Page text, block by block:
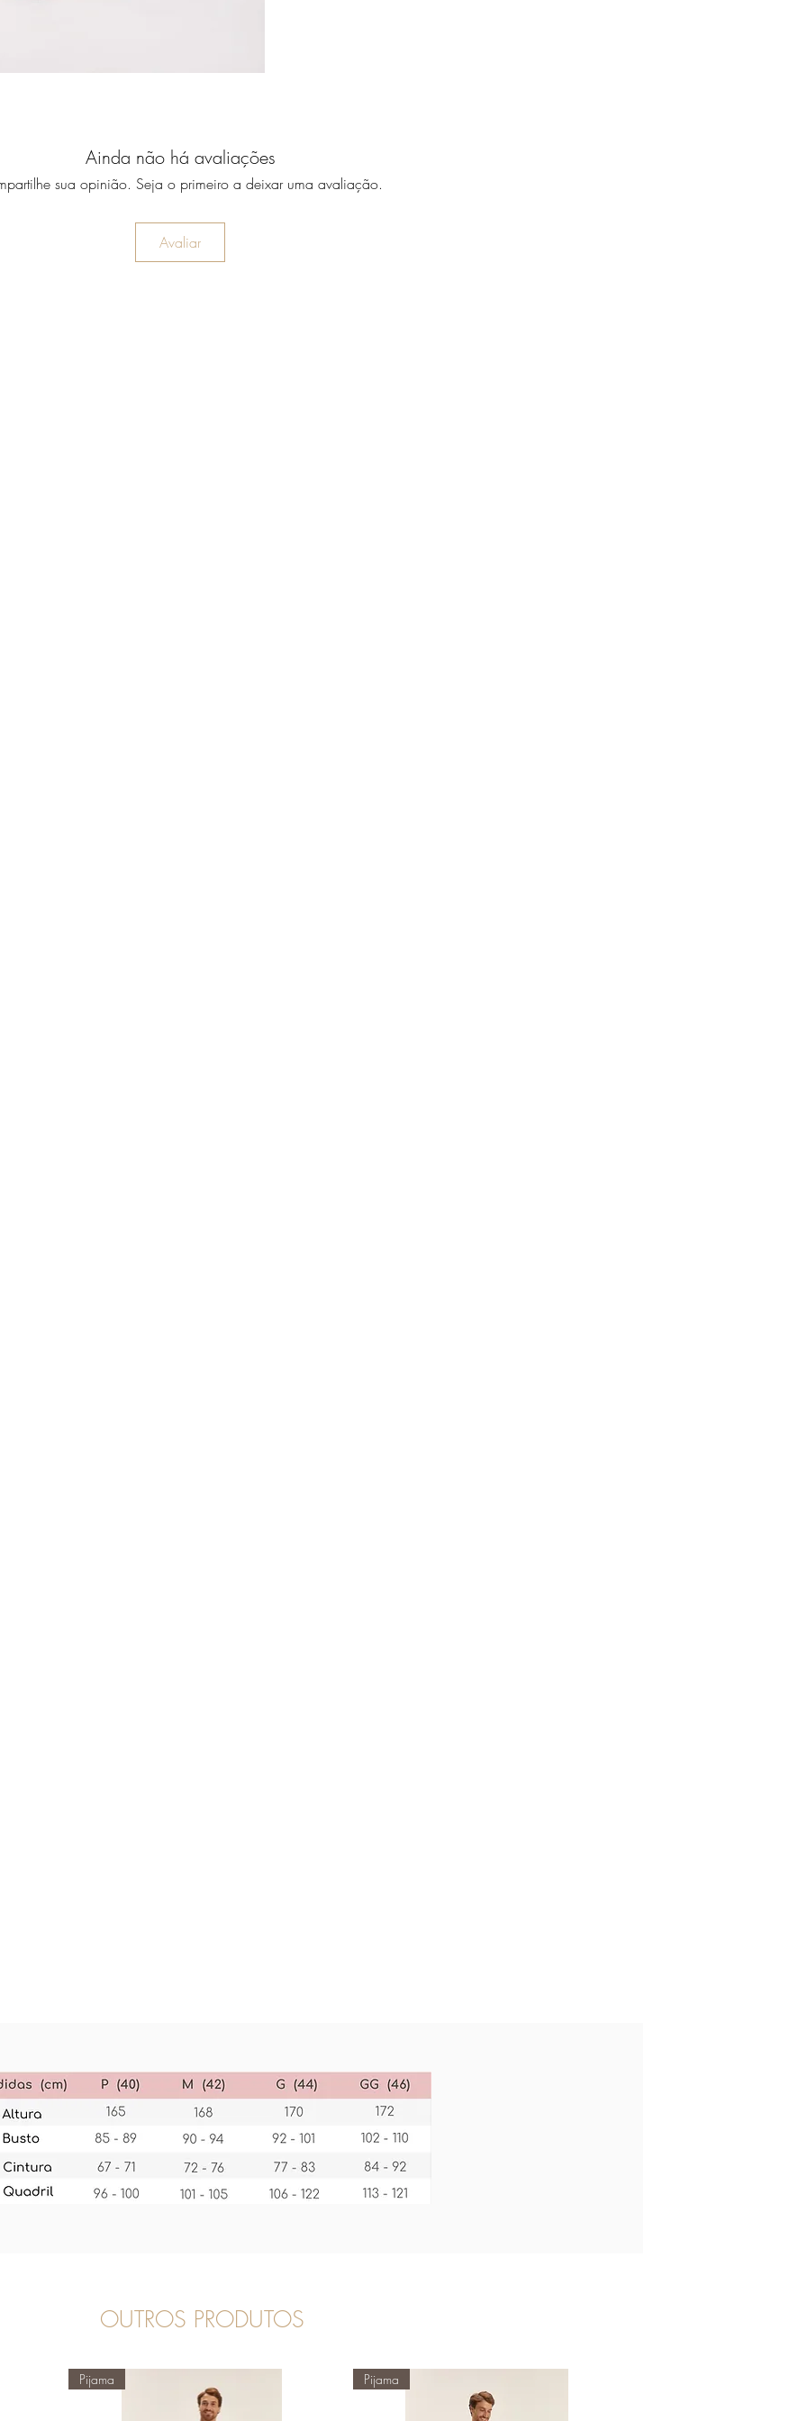
Ainda não há avaliações
sua opinião. Seja o primeiro a deixar uma avaliação.
Avaliar
OUTROS PRODUTOS
Pijama Pijama